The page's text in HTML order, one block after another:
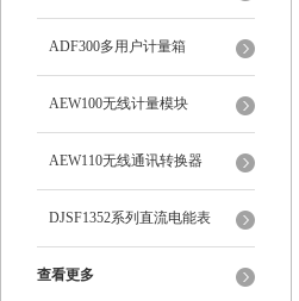
ADF300多用户计量箱
AEW100无线计量模块
AEW110无线通讯转换器
DJSF1352系列直流电能表
查看更多